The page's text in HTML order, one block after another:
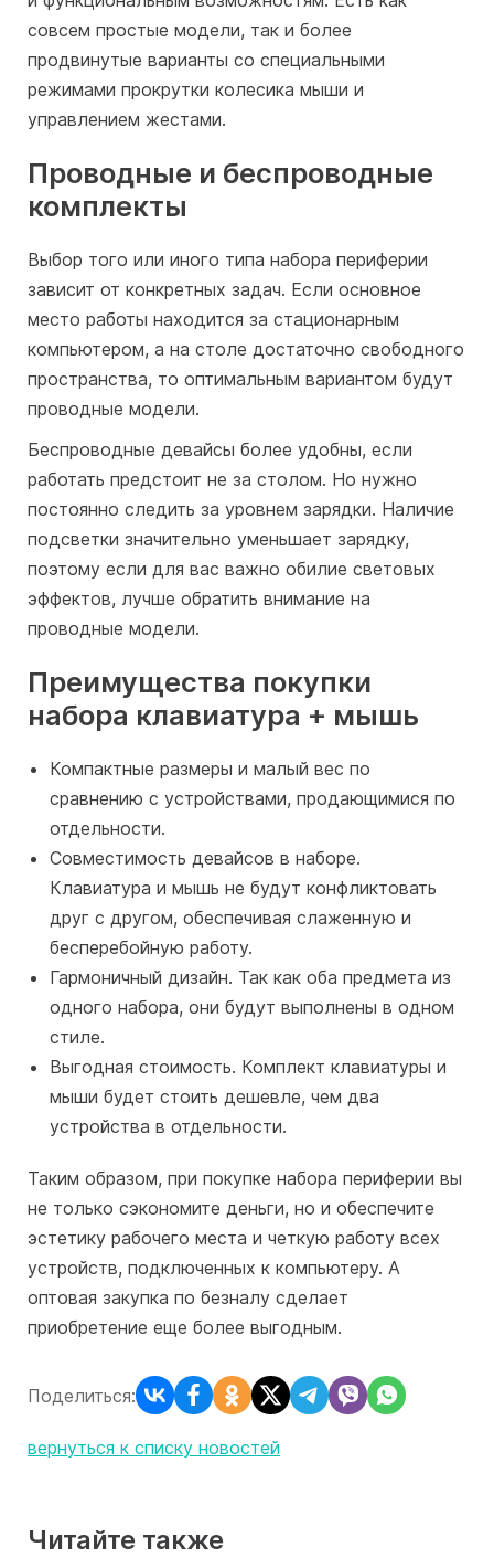
совсем простые модели, так и более
продвинутые варианты со специальными
режимами прокрутки колесика мыши и
управлением жестами.
Проводные и беспроводные
комплекты
Выбор того или иного типа набора периферии
зависит от конкретных задач. Если основное
место работы находится за стационарным
компьютером, а на столе достаточно свободного
пространства, то оптимальным вариантом будут
проводные модели.
Беспроводные девайсы более удобны, если
работать предстоит не за столом. Но нужно
постоянно следить за уровнем зарядки. Наличие
подсветки значительно уменьшает зарядку,
поэтому если для вас важно обилие световых
эффектов, лучше обратить внимание на
проводные модели.
Преимущества покупки
набора клавиатура + мышь
Компактные размеры и малый вес по
сравнению с устройствами, продающимися по
отдельности.
Совместимость девайсов в наборе.
Клавиатура и мышь не будут конфликтовать
друг с другом, обеспечивая слаженную и
бесперебойную работу.
Гармоничный дизайн. Так как оба предмета из
одного набора, они будут выполнены в одном
стиле.
Выгодная стоимость. Комплект клавиатуры и
мыши будет стоить дешевле, чем два
устройства в отдельности.
Таким образом, при покупке набора периферии вы
не только сэкономите деньги, но и обеспечите
эстетику рабочего места и четкую работу всех
устройств, подключенных к компьютеру. А
оптовая закупка по безналу сделает
приобретение еще более выгодным.
Поделиться:
вернуться к списку новостей
Читайте также